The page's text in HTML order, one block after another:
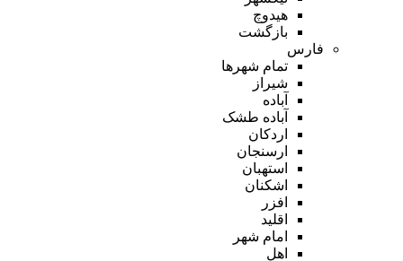
هیدوچ
بازگشت
فارس
تمام شهر‌ها
شیراز
آباده
آباده طشک
اردکان
ارسنجان
استهبان
اشکنان
افزر
اقلید
امام شهر
اهل